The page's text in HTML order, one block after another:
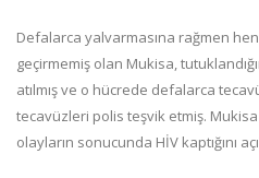
Defalarca yalvarmasına rağmen
geçirmemiş olan Mukisa,
atılmış ve o hücrede defalarca
tecavüzleri polis teşvik etmiş.
olayların sonucunda HİV kaptığını